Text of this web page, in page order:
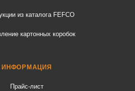
из каталога FEFCO
картонных коробок
ИНФОРМАЦИЯ
Прайс-лист